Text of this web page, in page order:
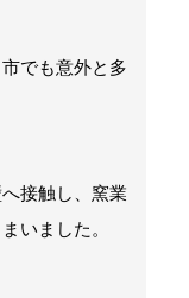
でも意外と多
接触し、窯業
いました。